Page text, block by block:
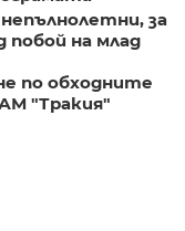
за
на млад
по обходните
"Тракия"